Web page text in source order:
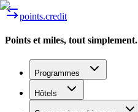
points.credit
Points et miles, tout simplement.
Programmes
Hôtels